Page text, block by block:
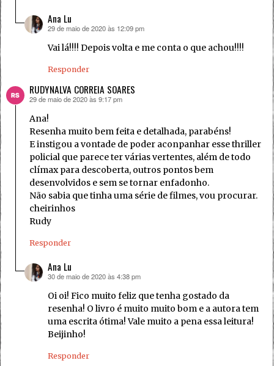
Ana Lu
disse:
29 de maio de 2020 às 12:09 pm
Vai lá!!!! Depois volta e me conta o que achou!!!!
Responder
RUDYNALVA CORREIA SOARES
disse:
29 de maio de 2020 às 9:17 pm
Ana!
Resenha muito bem feita e detalhada, parabéns!
E instigou a vontade de poder aconpanhar esse thriller
policial que parece ter várias vertentes, além de todo
clímax para descoberta, outros pontos bem
desenvolvidos e sem se tornar enfadonho.
Não sabia que tinha uma série de filmes, vou procurar.
cheirinhos
Rudy
Responder
Ana Lu
disse:
30 de maio de 2020 às 4:38 pm
Oi oi! Fico muito feliz que tenha gostado da
resenha! O livro é muito muito bom e a autora tem
uma escrita ótima! Vale muito a pena essa leitura!
Beijinho!
Responder